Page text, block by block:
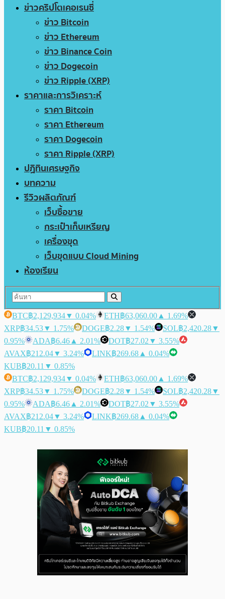
ข่าวคริปโตเคอเรนซี่
ข่าว Bitcoin
ข่าว Ethereum
ข่าว Binance Coin
ข่าว Dogecoin
ข่าว Ripple (XRP)
ราคาและการวิเคราะห์
ราคา Bitcoin
ราคา Ethereum
ราคา Dogecoin
ราคา Ripple (XRP)
ปฏิทินเศรษฐกิจ
บทความ
รีวิวผลิตภัณฑ์
เว็บซื้อขาย
กระเป๋าเก็บเหรียญ
เครื่องขุด
เว็บขุดแบบ Cloud Mining
ห้องเรียน
BTC฿2,129,934▼ 0.04% ETH฿63,060.00 ▲ 1.69%
XRP฿34.53▼ 1.75% DOGE฿2.28▼ 1.54% SOL฿2,420.28▼
0.95%
ADA฿6.46 ▲ 2.01% DOT฿27.02 ▼ 3.55%
AVAX฿212.04▼ 3.24% LINK฿269.68 ▲ 0.04%
KUB฿20.11 ▼ 0.85%
BTC฿2,129,934▼ 0.04% ETH฿63,060.00 ▲ 1.69%
XRP฿34.53▼ 1.75% DOGE฿2.28▼ 1.54% SOL฿2,420.28▼
0.95%
ADA฿6.46 ▲ 2.01% DOT฿27.02 ▼ 3.55%
AVAX฿212.04▼ 3.24% LINK฿269.68 ▲ 0.04%
KUB฿20.11 ▼ 0.85%